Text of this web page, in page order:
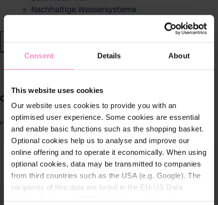
Consent Details About
This website uses cookies
Our website uses cookies to provide you with an
optimised user experience. Some cookies are essential
and enable basic functions such as the shopping basket.
Optional cookies help us to analyse and improve our
online offering and to operate it economically. When using
optional cookies, data may be transmitted to companies
from third countries such as the USA (e.g. Google). The
recipients of this data are listed in the EU-US Data
Nachhaltige Wassersysteme
Produkte für
zuhause
Lösungen für
Geschäftskunden
Kundenservice
Canopy (preinstalled with flap) for EV05
Produktnummer: 125547040
überspringen